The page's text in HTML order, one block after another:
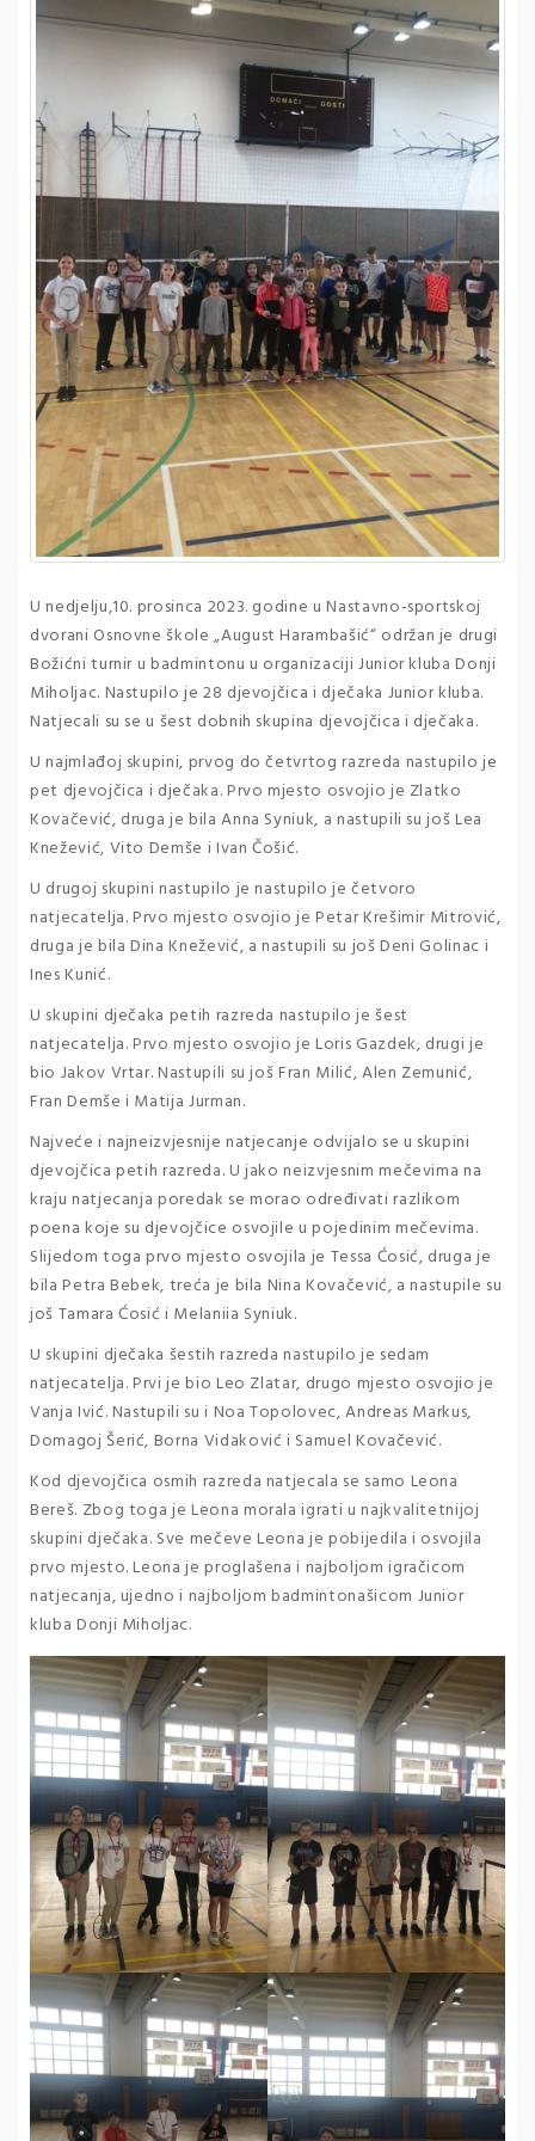
U nedjelju,10. prosinca 2023. godine u Nastavno-sportskoj
dvorani Osnovne škole „August Harambašić“ održan je drugi
Božićni turnir u badmintonu u organizaciji Junior kluba Donji
Miholjac. Nastupilo je 28 djevojčica i dječaka Junior kluba.
Natjecali su se u šest dobnih skupina djevojčica i dječaka.
U najmlađoj skupini, prvog do četvrtog razreda nastupilo je
pet djevojčica i dječaka. Prvo mjesto osvojio je Zlatko
Kovačević, druga je bila Anna Syniuk, a nastupili su još Lea
Knežević, Vito Demše i Ivan Čošić.
U drugoj skupini nastupilo je nastupilo je četvoro
natjecatelja. Prvo mjesto osvojio je Petar Krešimir Mitrović,
druga je bila Dina Knežević, a nastupili su još Deni Golinac i
Ines Kunić.
U skupini dječaka petih razreda nastupilo je šest
natjecatelja. Prvo mjesto osvojio je Loris Gazdek, drugi je
bio Jakov Vrtar. Nastupili su još Fran Milić, Alen Zemunić,
Fran Demše i Matija Jurman.
Najveće i najneizvjesnije natjecanje odvijalo se u skupini
djevojčica petih razreda. U jako neizvjesnim mečevima na
kraju natjecanja poredak se morao određivati razlikom
poena koje su djevojčice osvojile u pojedinim mečevima.
Slijedom toga prvo mjesto osvojila je Tessa Ćosić, druga je
bila Petra Bebek, treća je bila Nina Kovačević, a nastupile su
još Tamara Ćosić i Melaniia Syniuk.
U skupini dječaka šestih razreda nastupilo je sedam
natjecatelja. Prvi je bio Leo Zlatar, drugo mjesto osvojio je
Vanja Ivić. Nastupili su i Noa Topolovec, Andreas Markus,
Domagoj Šerić, Borna Vidaković i Samuel Kovačević.
Kod djevojčica osmih razreda natjecala se samo Leona
Bereš. Zbog toga je Leona morala igrati u najkvalitetnijoj
skupini dječaka. Sve mečeve Leona je pobijedila i osvojila
prvo mjesto. Leona je proglašena i najboljom igračicom
natjecanja, ujedno i najboljom badmintonašicom Junior
kluba Donji Miholjac.